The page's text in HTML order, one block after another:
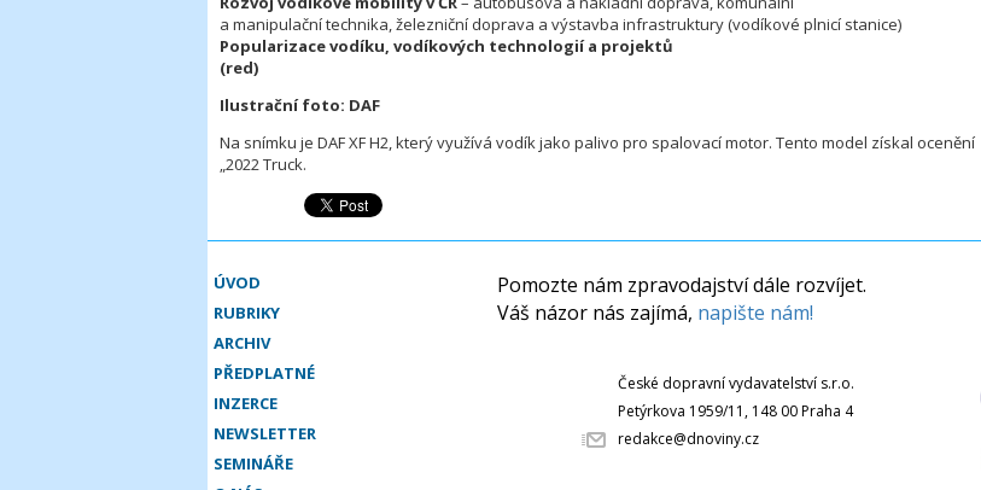
a manipulační technika, železniční doprava a výstavba infrastruktury (vodíkové plnicí stanice)
Popularizace vodíku, vodíkových technologií a projektů
(red)
Ilustrační foto: DAF
Na snímku je DAF XF H2, který využívá vodík jako palivo pro spalovací motor. Tento model získal ocenění
„2022 Truck.
ÚVOD
RUBRIKY
ARCHIV
PŘEDPLATNÉ
INZERCE
NEWSLETTER
SEMINÁŘE
Pomozte nám zpravodajství dále rozvíjet.
Váš názor nás zajímá, napište nám!
České dopravní vydavatelství s.r.o.
Petýrkova 1959/11, 148 00 Praha 4
redakce@dnoviny.cz